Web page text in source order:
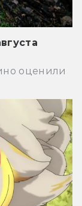
оценили